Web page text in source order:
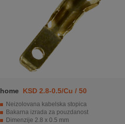
home KSD 2.8-0.5/Cu / 50
Neizolovana kabelska stopica
Bakarna izrada za pouzdanost
Dimenzije 2.8 x 0.5 mm